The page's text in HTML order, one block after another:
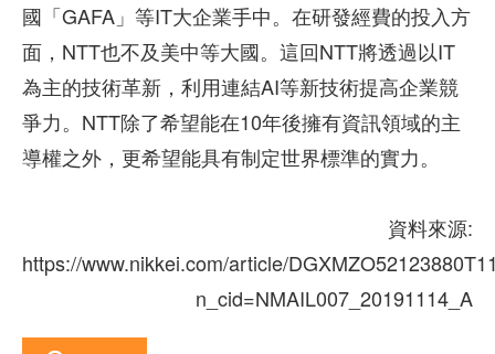
國「GAFA」等IT大企業手中。在研發經費的投入方
面，NTT也不及美中等大國。這回NTT將透過以IT
為主的技術革新，利用連結AI等新技術提高企業競
爭力。NTT除了希望能在10年後擁有資訊領域的主
導權之外，更希望能具有制定世界標準的實力。
資料來源:
https://www.nikkei.com/article/
n_cid=NMAIL007_20191114_A